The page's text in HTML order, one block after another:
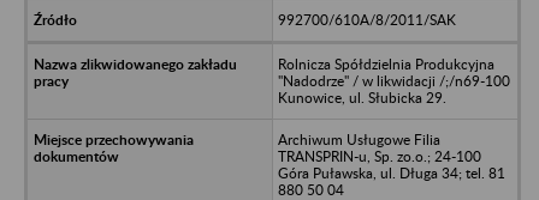
992700/610A/8/2011/SAK
Rolnicza Spółdzielnia Produkcyjna
"Nadodrze" / w likwidacji /;/n69-100
Kunowice, ul. Słubicka 29.
Archiwum Usługowe Filia
TRANSPRIN-u, Sp. zo.o.; 24-100
Góra Puławska, ul. Długa 34; tel. 81
880 50 04